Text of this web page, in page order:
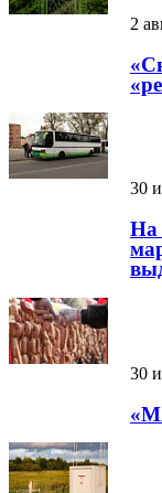
2
30
На
30